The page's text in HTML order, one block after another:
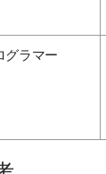
グラマー